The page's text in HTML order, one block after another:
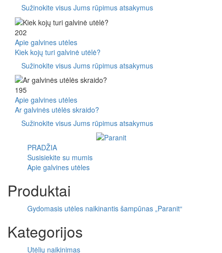
Sužinokite visus Jums rūpimus atsakymus
202
Apie galvines utėles
Kiek kojų turi galvinė utėlė?
Sužinokite visus Jums rūpimus atsakymus
195
Apie galvines utėles
Ar galvinės utėlės skraido?
Sužinokite visus Jums rūpimus atsakymus
PRADŽIA
Susisiekite su mumis
Apie galvines utėles
Produktai
Gydomasis utėles naikinantis šampūnas „Paranit“
Kategorijos
Utėlių naikinimas